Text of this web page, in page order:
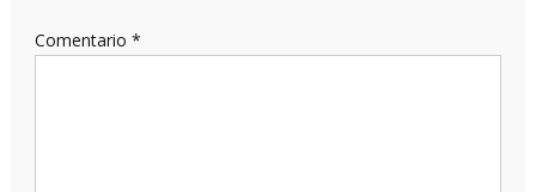
Comentario *